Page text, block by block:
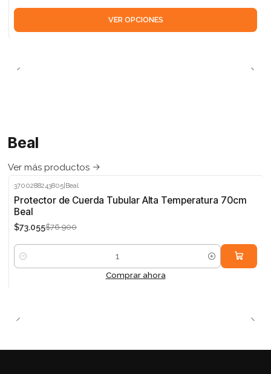
VER OPCIONES
Beal
Ver más productos
-5%
3700288243805 Beal
Protector de Cuerda Tubular Alta Temperatura 70cm
Beal
$73.055$76.900
Cantidad
Comprar ahora